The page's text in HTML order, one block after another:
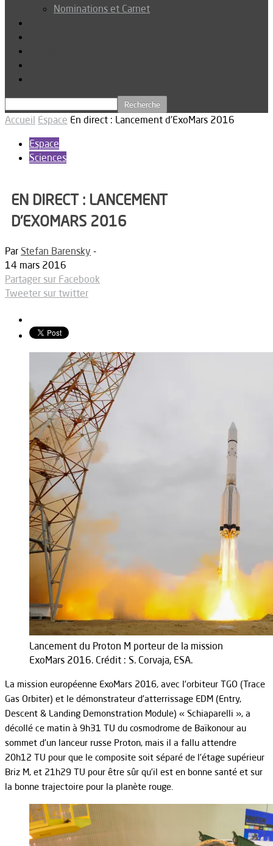
Nominations et Carnet
Accueil Espace En direct : Lancement d’ExoMars 2016
Espace
Sciences
EN DIRECT : LANCEMENT
D’EXOMARS 2016
Par Stefan Barensky -
14 mars 2016
Partager sur Facebook
Tweeter sur twitter
Lancement du Proton M porteur de la mission
ExoMars 2016. Crédit : S. Corvaja, ESA.
La mission européenne ExoMars 2016, avec l’orbiteur TGO (Trace
Gas Orbiter) et le démonstrateur d’atterrissage EDM (Entry,
Descent & Landing Demonstration Module) « Schiaparelli », a
décollé ce matin à 9h31 TU du cosmodrome de Baïkonour au
sommet d’un lanceur russe Proton, mais il a fallu attendre
20h12 TU pour que le composite soit séparé de l’étage supérieur
Briz M, et 21h29 TU pour être sûr qu’il est en bonne santé et sur
la bonne trajectoire pour la planète rouge.